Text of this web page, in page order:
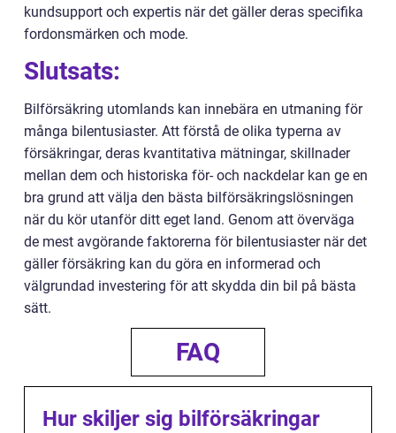
kundsupport och expertis när det gäller deras specifika
fordonsmärken och mode.
Slutsats:
Bilförsäkring utomlands kan innebära en utmaning för
många bilentusiaster. Att förstå de olika typerna av
försäkringar, deras kvantitativa mätningar, skillnader
mellan dem och historiska för- och nackdelar kan ge en
bra grund att välja den bästa bilförsäkringslösningen
när du kör utanför ditt eget land. Genom att överväga
de mest avgörande faktorerna för bilentusiaster när det
gäller försäkring kan du göra en informerad och
välgrundad investering för att skydda din bil på bästa
sätt.
FAQ
Hur skiljer sig bilförsäkringar